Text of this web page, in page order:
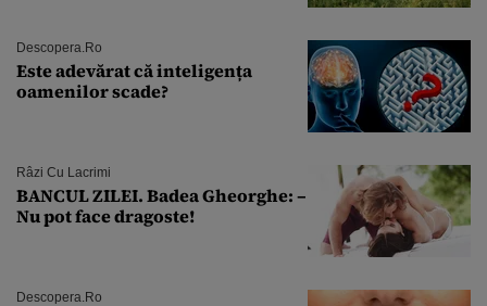
Descopera.ro
Este adevărat că inteligența
oamenilor scade?
Râzi Cu Lacrimi
BANCUL ZILEI. Badea Gheorghe: –
Nu pot face dragoste!
Descopera.ro